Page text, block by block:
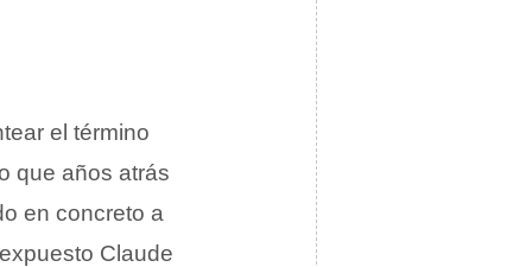
el término
que años atrás
en concreto a
Claude